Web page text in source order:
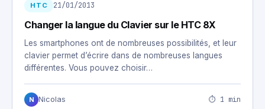
HTC 21/01/2013
Changer la langue du Clavier sur le HTC 8X
Les smartphones ont de nombreuses possibilités, et leur
clavier permet d’écrire dans de nombreuses langues
différentes. Vous pouvez choisir…
N Nicolas ⏱ 1 min